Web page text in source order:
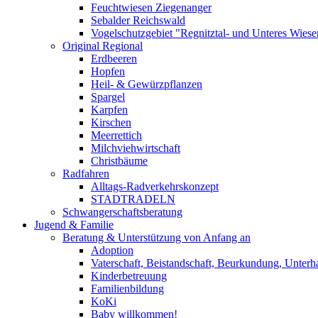
Feuchtwiesen Ziegenanger
Sebalder Reichswald
Vogelschutzgebiet "Regnitztal- und Unteres
Original Regional
Erdbeeren
Hopfen
Heil- & Gewürzpflanzen
Spargel
Karpfen
Kirschen
Meerrettich
Milchviehwirtschaft
Christbäume
Radfahren
Alltags-Radverkehrskonzept
STADTRADELN
Schwangerschaftsberatung
Jugend & Familie
Beratung & Unterstützung von Anfang an
Adoption
Vaterschaft, Beistandschaft, Beurkundung,
Kinderbetreuung
Familienbildung
KoKi
Baby willkommen!